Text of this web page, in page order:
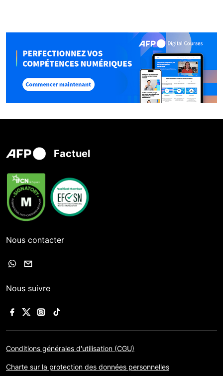
Factuel
Nous contacter
Nous suivre
Conditions générales d'utilisation (CGU)
Charte sur la protection des données personnelles